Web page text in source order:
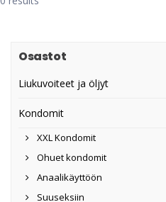
Osastot
Liukuvoiteet ja öljyt
Kondomit
XXL Kondomit
Ohuet kondomit
Anaalikäyttöön
Suuseksiin